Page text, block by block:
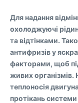
Для надання
охолоджуючі
та відтінками.
антифризів у
факторами, щоб
живих
теплоносія
протікань